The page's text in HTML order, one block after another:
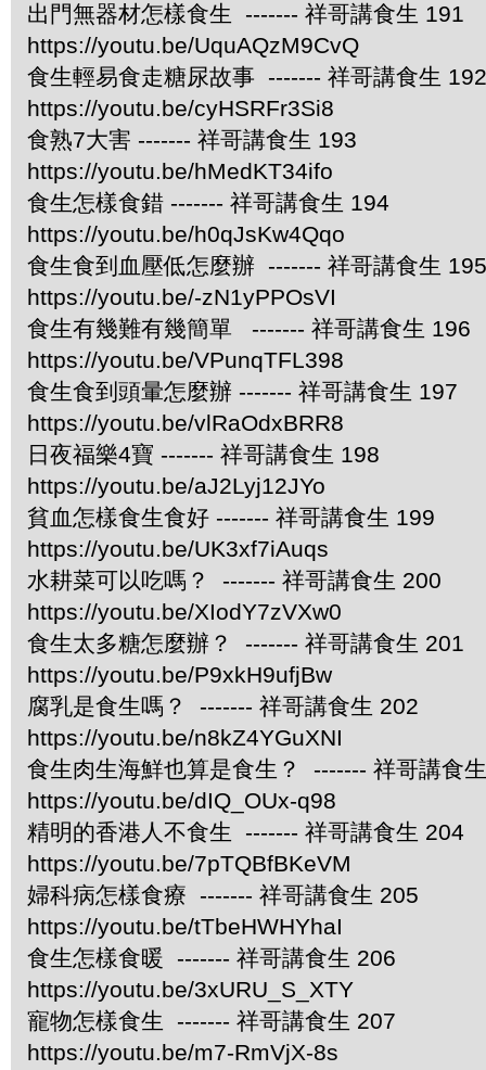
出門無器材怎樣食生 ------- 祥哥講食生 191
https://youtu.be/UquAQzM9CvQ
食生輕易食走糖尿故事 ------- 祥哥講食生 192
https://youtu.be/cyHSRFr3Si8
食熟7大害 ------- 祥哥講食生 193
https://youtu.be/hMedKT34ifo
食生怎樣食錯 ------- 祥哥講食生 194
https://youtu.be/h0qJsKw4Qqo
食生食到血壓低怎麼辦 ------- 祥哥講食生 195
https://youtu.be/-zN1yPPOsVI
食生有幾難有幾簡單 ------- 祥哥講食生 196
https://youtu.be/VPunqTFL398
食生食到頭暈怎麼辦 ------- 祥哥講食生 197
https://youtu.be/vlRaOdxBRR8
日夜福樂4寶 ------- 祥哥講食生 198
https://youtu.be/aJ2Lyj12JYo
貧血怎樣食生食好 ------- 祥哥講食生 199
https://youtu.be/UK3xf7iAuqs
水耕菜可以吃嗎？ ------- 祥哥講食生 200
https://youtu.be/XIodY7zVXw0
食生太多糖怎麼辦？ ------- 祥哥講食生 201
https://youtu.be/P9xkH9ufjBw
腐乳是食生嗎？ ------- 祥哥講食生 202
https://youtu.be/n8kZ4YGuXNI
食生肉生海鮮也算是食生？ ------- 祥哥講食
https://youtu.be/dIQ_OUx-q98
精明的香港人不食生 ------- 祥哥講食生 204
https://youtu.be/7pTQBfBKeVM
婦科病怎樣食療 ------- 祥哥講食生 205
https://youtu.be/tTbeHWHYhaI
食生怎樣食暖 ------- 祥哥講食生 206
https://youtu.be/3xURU_S_XTY
寵物怎樣食生 ------- 祥哥講食生 207
https://youtu.be/m7-RmVjX-8s